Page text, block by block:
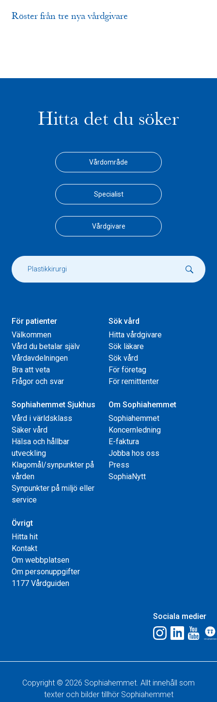
Röster från tre nya vårdgivare
Hitta det du söker
Vårdområde
Specialist
Vårdgivare
För patienter
Välkommen
Vård du betalar själv
Vårdavdelningen
Bra att veta
Frågor och svar
Sök vård
Hitta vårdgivare
Sök läkare
Sök vård
För företag
För remittenter
Sophiahemmet Sjukhus
Vård i världsklass
Säker vård
Hälsa och hållbar
utveckling
Klagomål/synpunkter på
vården
Synpunkter på miljö eller
service
Om Sophiahemmet
Sophiahemmet
Koncernledning
E-faktura
Jobba hos oss
Press
SophiaNytt
Övrigt
Hitta hit
Kontakt
Om webbplatsen
Om personuppgifter
1177 Vårdguiden
Sociala medier
Copyright © 2026 Sophiahemmet. Allt innehåll som
texter och bilder tillhör Sophiahemmet